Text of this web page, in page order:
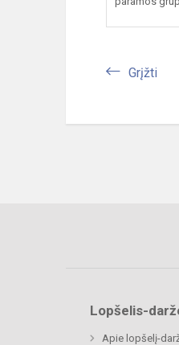
Grįžti
Lopšelis-
Apie lopšelį-